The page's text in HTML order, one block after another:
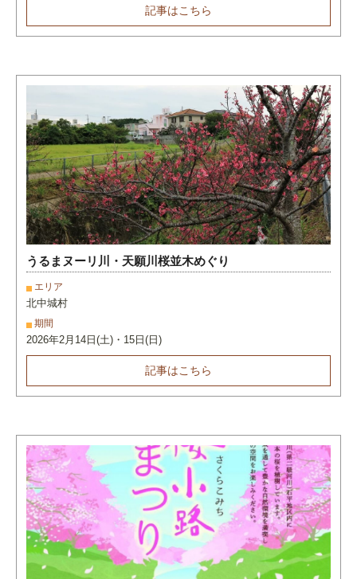
記事はこちら
うるまヌーリ川・天願川桜並木めぐり
エリア
北中城村
期間
2026年2月14日(土)・15日(日)
記事はこちら